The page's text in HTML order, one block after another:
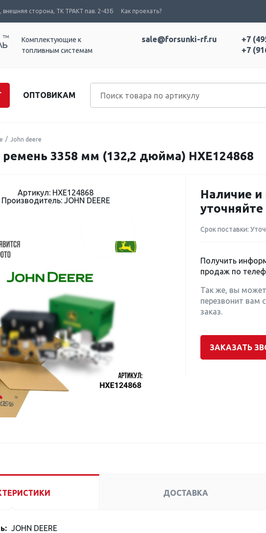
сторона, ТК ТРАКТ пав. 2-43Б Как проехать?
Комплектующие к
топливным системам
+7
+7
sale@forsunki-rf.ru
ОПТОВИКАМ
John deere
3358 мм (132,2 дюйма) HXE124868
Артикул: HXE124868
Производитель: JOHN DEERE
Наличие и
Срок поставки:
Получить
продаж по
Так же, вы
перезвонит вам
заказ.
ЗАКАЗАТЬ
ДОСТАВКА
JOHN DEERE